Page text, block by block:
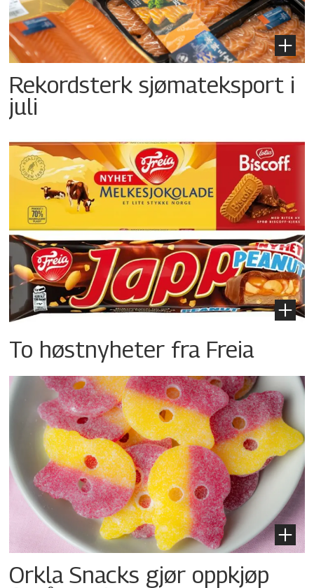
Rekordsterk sjømateksport i
juli
To høstnyheter fra Freia
Orkla Snacks gjør oppkjøp